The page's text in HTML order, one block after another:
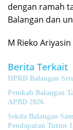
dengan ramah
Balangan dan
M Rieko Ariyasin
Berita Terkait
DPRD Balangan
Pemkab Balangan
APBD 2026
Sekda Balangan
Pendapatan Turun